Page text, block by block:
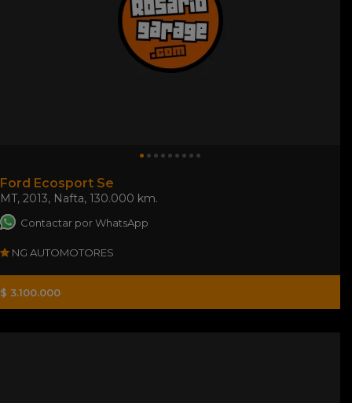
Ford Ecosport Se
MT, 2013, Nafta, 130.000 km.
Contactar por WhatsApp
NG AUTOMOTORES
$ 3.100.000